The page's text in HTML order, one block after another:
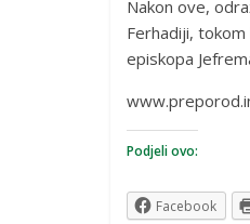
Nakon ove,
Ferhadiji,
episkopa
Podjeli ovo:
Facebook